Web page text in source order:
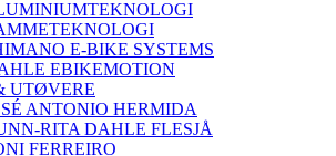
E-BIKE SYSTEMS
EBIKEMOTION
UTØVERE
ANTONIO HERMIDA
RITA DAHLE FLESJÅ
FERREIRO